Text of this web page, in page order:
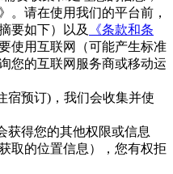
。请在使用我们的平台前，
要如下）以及
《条款和条
使用互联网（可能产生标准
您的互联网服务商或移动运
宿预订)，我们会收集并使
获得您的其他权限或信息
取的位置信息），您有权拒